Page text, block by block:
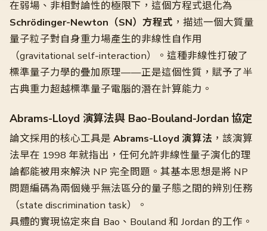
在弱場、非相對論性的極限下，這個方程式退化為
Schrödinger-Newton（SN）方程式 ，描述一個大質量
量子粒子對自身重力場產生的非線性自作用
（gravitational self-interaction）。這種非線性打破了
標準量子力學的疊加原理——正是這個性質，賦予了半
古典重力超越標準量子電腦的潛在計算能力。
Abrams-Lloyd 演算法與 Bao-Bouland-Jordan 協定
論文採用的核心工具是 Abrams-Lloyd 演算法 ，該演算
法早在 1998 年就指出，任何允許非線性量子演化的理
論都能被用來解決 NP 完全問題。其基本思想是將 NP
問題編碼為兩個幾乎無法區分的量子態之間的辨別任務
（state discrimination task）。
具體的實現協定來自 Bao、Bouland 和 Jordan 的工作。